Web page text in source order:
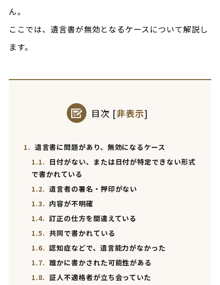
ん。
ここでは、遺言書が無効となるケースについて解説し
ます。
目次 [非表示]
1. 遺言書に問題があり、無効になるケース
1.1. 日付がない、または日付が特定できない形式
で書かれている
1.2. 遺言者の署名・押印がない
1.3. 内容が不明確
1.4. 訂正の仕方を間違えている
1.5. 共同で書かれている
1.6. 認知症などで、遺言能力がなかった
1.7. 誰かに書かされた可能性がある
1.8. 証人不適格者が立ち会っていた